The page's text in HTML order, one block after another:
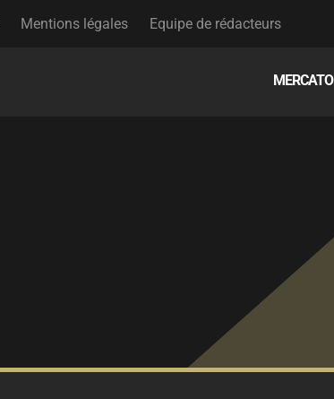
Mentions légales Equipe de rédacteurs
MERCATO